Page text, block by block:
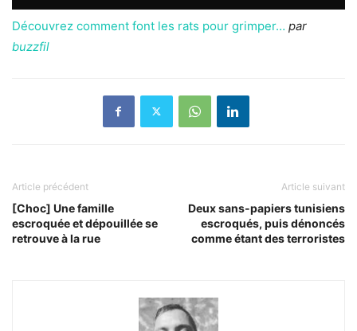
Découvrez comment font les rats pour grimper… par
buzzfil
Article précédent
[Choc] Une famille
escroquée et dépouillée se
retrouve à la rue
Article suivant
Deux sans-papiers tunisiens
escroqués, puis dénoncés
comme étant des terroristes